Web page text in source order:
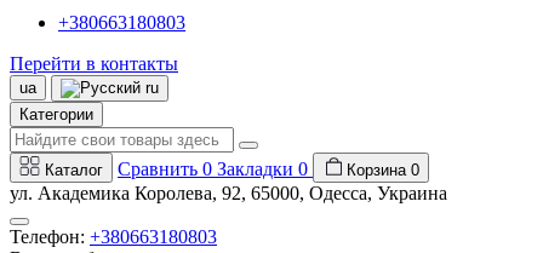
+380663180803
Перейти в контакты
ua
ru
Категории
Каталог Сравнить 0 Закладки 0 Корзина 0
ул. Академика Королева, 92, 65000, Одесса, Украина
Телефон: +380663180803